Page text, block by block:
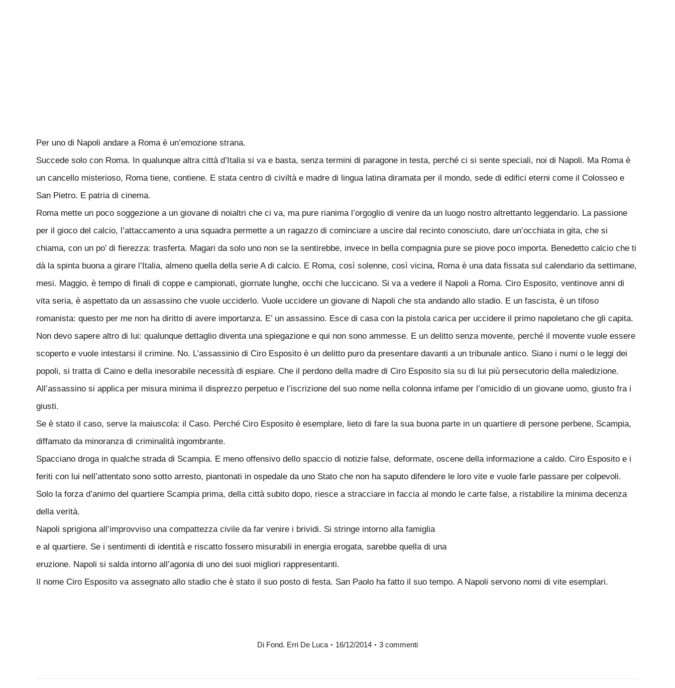
Per uno di Napoli andare a Roma è un’emozione strana.
Succede solo con Roma. In qualunque altra città d’Italia si va e basta, senza termini di paragone in testa, perché ci si sente speciali, noi di Napoli. Ma Roma è
un cancello misterioso, Roma tiene, contiene. E stata centro di civiltà e madre di lingua latina diramata per il mondo, sede di edifici eterni come il Colosseo e
San Pietro. E patria di cinema.
Roma mette un poco soggezione a un giovane di noialtri che ci va, ma pure rianima l’orgoglio di venire da un luogo nostro altrettanto leggendario. La passione
per il gioco del calcio, l’attaccamento a una squadra permette a un ragazzo di cominciare a uscire dal recinto conosciuto, dare un’occhiata in gita, che si
chiama, con un po’ di fierezza: trasferta. Magari da solo uno non se la sentirebbe, invece in bella compagnia pure se piove poco importa. Benedetto calcio che ti
dà la spinta buona a girare l’Italia, almeno quella della serie A di calcio. E Roma, così solenne, così vicina, Roma è una data fissata sul calendario da settimane,
mesi. Maggio, è tempo di finali di coppe e campionati, giornate lunghe, occhi che luccicano. Si va a vedere il Napoli a Roma. Ciro Esposito, ventinove anni di
vita seria, è aspettato da un assassino che vuole ucciderlo. Vuole uccidere un giovane di Napoli che sta andando allo stadio. E un fascista, è un tifoso
romanista: questo per me non ha diritto di avere importanza. E’ un assassino. Esce di casa con la pistola carica per uccidere il primo napoletano che gli capita.
Non devo sapere altro di lui: qualunque dettaglio diventa una spiegazione e qui non sono ammesse. E un delitto senza movente, perché il movente vuole essere
scoperto e vuole intestarsi il crimine. No. L’assassinio di Ciro Esposito è un delitto puro da presentare davanti a un tribunale antico. Siano i numi o le leggi dei
popoli, si tratta di Caino e della inesorabile necessità di espiare. Che il perdono della madre di Ciro Esposito sia su di lui più persecutorio della maledizione.
All’assassino si applica per misura minima il disprezzo perpetuo e l’iscrizione del suo nome nella colonna infame per l’omicidio di un giovane uomo, giusto fra i
giusti.
Se è stato il caso, serve la maiuscola: il Caso. Perché Ciro Esposito è esemplare, lieto di fare la sua buona parte in un quartiere di persone perbene, Scampia,
diffamato da minoranza di criminalità ingombrante.
Spacciano droga in qualche strada di Scampia. E meno offensivo dello spaccio di notizie false, deformate, oscene della informazione a caldo. Ciro Esposito e i
feriti con lui nell’attentato sono sotto arresto, piantonati in ospedale da uno Stato che non ha saputo difendere le loro vite e vuole farle passare per colpevoli.
Solo la forza d’animo del quartiere Scampia prima, della città subito dopo, riesce a stracciare in faccia al mondo le carte false, a ristabilire la minima decenza
della verità.
Napoli sprigiona all’improvviso una compattezza civile da far venire i brividi. Si stringe intorno alla famiglia
e al quartiere. Se i sentimenti di identità e riscatto fossero misurabili in energia erogata, sarebbe quella di una
eruzione. Napoli si salda intorno all’agonia di uno dei suoi migliori rappresentanti.
Il nome Ciro Esposito va assegnato allo stadio che è stato il suo posto di festa. San Paolo ha fatto il suo tempo. A Napoli servono nomi di vite esemplari.
Di Fond. Erri De Luca 16/12/2014 3 commenti